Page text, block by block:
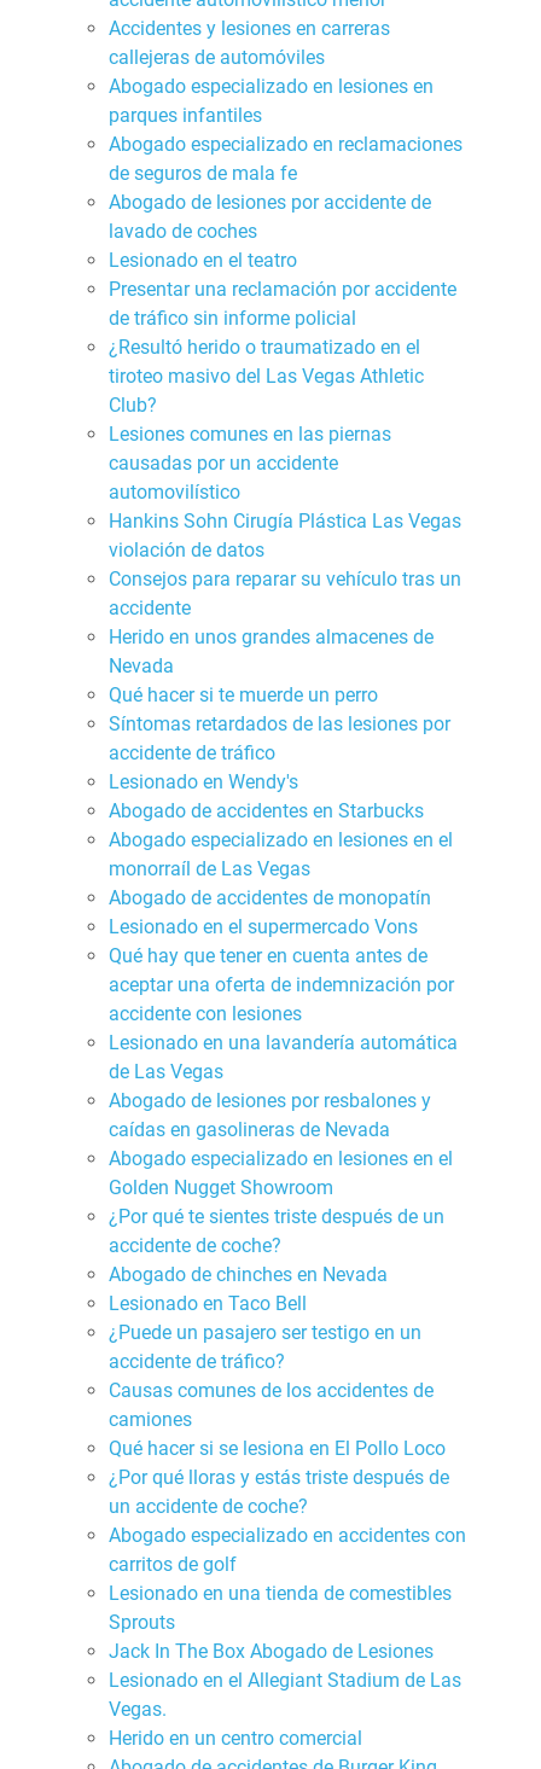
Accidentes y lesiones en carreras
callejeras de automóviles
Abogado especializado en lesiones en
parques infantiles
Abogado especializado en reclamaciones
de seguros de mala fe
Abogado de lesiones por accidente de
lavado de coches
Lesionado en el teatro
Presentar una reclamación por accidente
de tráfico sin informe policial
¿Resultó herido o traumatizado en el
tiroteo masivo del Las Vegas Athletic
Club?
Lesiones comunes en las piernas
causadas por un accidente
automovilístico
Hankins Sohn Cirugía Plástica Las Vegas
violación de datos
Consejos para reparar su vehículo tras un
accidente
Herido en unos grandes almacenes de
Nevada
Qué hacer si te muerde un perro
Síntomas retardados de las lesiones por
accidente de tráfico
Lesionado en Wendy's
Abogado de accidentes en Starbucks
Abogado especializado en lesiones en el
monorraíl de Las Vegas
Abogado de accidentes de monopatín
Lesionado en el supermercado Vons
Qué hay que tener en cuenta antes de
aceptar una oferta de indemnización por
accidente con lesiones
Lesionado en una lavandería automática
de Las Vegas
Abogado de lesiones por resbalones y
caídas en gasolineras de Nevada
Abogado especializado en lesiones en el
Golden Nugget Showroom
¿Por qué te sientes triste después de un
accidente de coche?
Abogado de chinches en Nevada
Lesionado en Taco Bell
¿Puede un pasajero ser testigo en un
accidente de tráfico?
Causas comunes de los accidentes de
camiones
Qué hacer si se lesiona en El Pollo Loco
¿Por qué lloras y estás triste después de
un accidente de coche?
Abogado especializado en accidentes con
carritos de golf
Lesionado en una tienda de comestibles
Sprouts
Jack In The Box Abogado de Lesiones
Lesionado en el Allegiant Stadium de Las
Vegas.
Herido en un centro comercial